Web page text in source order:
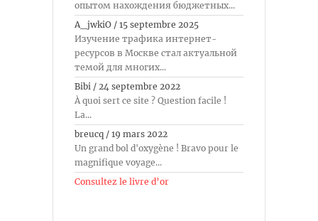
опытом нахождения бюджетных...
A_jwkiO / 15 septembre 2025
Изучение трафика интернет-
ресурсов в Москве стал актуальной
темой для многих...
Bibi / 24 septembre 2022
À quoi sert ce site ? Question facile !
La...
breucq / 19 mars 2022
Un grand bol d'oxygène ! Bravo pour le
magnifique voyage...
Consultez le livre d’or